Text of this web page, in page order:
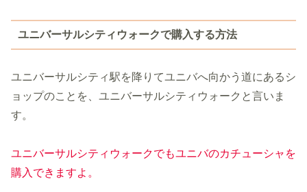
ユニバーサルシティウォークで購入する方法
ユニバーサルシティ駅を降りてユニバへ向かう道にあるシ
ョップのことを、ユニバーサルシティウォークと言いま
す。
ユニバーサルシティウォークでもユニバのカチューシャを
購入できますよ。